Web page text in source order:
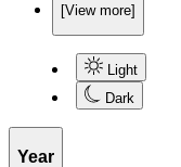
[View more]
Light
Dark
Year